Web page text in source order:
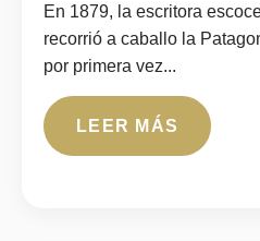
En 1879, la escritora
recorrió a caballo la
por primera vez...
LEER MÁS